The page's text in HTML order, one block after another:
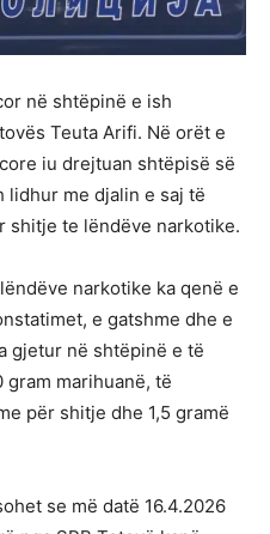
në shtëpinë e ish
Teuta Arifi. Në orët e
iu drejtuan shtëpisë së
lidhur me djalin e saj të
shitje te lëndëve narkotike.
narkotike ka qenë e
e gatshme dhe e
gjetur në shtëpinë e të
gram marihuanë, të
për shitje dhe 1,5 gramë
se më datë 16.4.2026